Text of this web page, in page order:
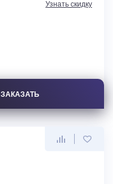
Узнать скидку
ЗАКАЗАТЬ